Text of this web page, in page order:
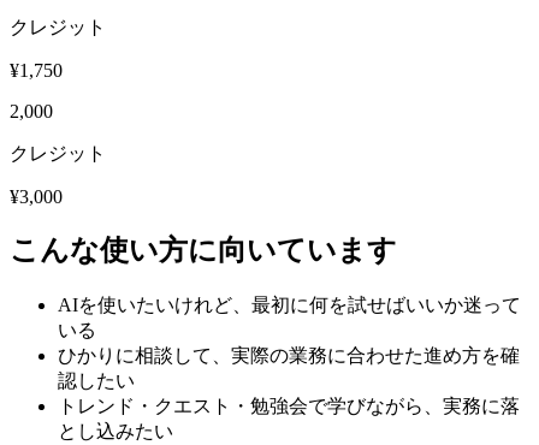
クレジット
¥1,750
2,000
クレジット
¥3,000
こんな使い方に向いています
AIを使いたいけれど、最初に何を試せばいいか迷って
いる
ひかりに相談して、実際の業務に合わせた進め方を確
認したい
トレンド・クエスト・勉強会で学びながら、実務に落
とし込みたい